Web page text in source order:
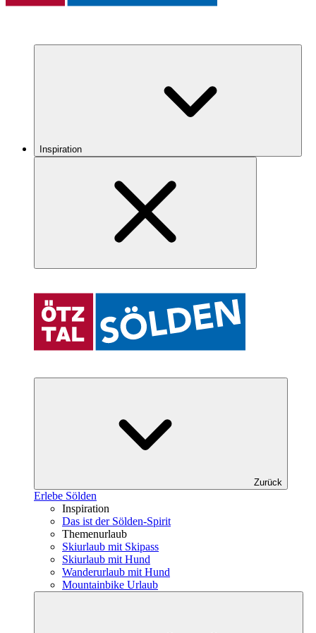
Inspiration
Zurück
Erlebe Sölden
Inspiration
Das ist der Sölden-Spirit
Themenurlaub
Skiurlaub mit Skipass
Skiurlaub mit Hund
Wanderurlaub mit Hund
Mountainbike Urlaub